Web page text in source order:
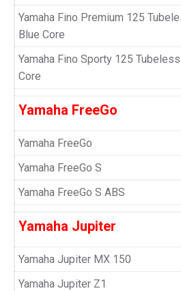
Yamaha Fino Premium 125
Blue Core
Yamaha Fino Sporty 125
Core
Yamaha FreeGo
Yamaha FreeGo
Yamaha FreeGo S
Yamaha FreeGo S ABS
Yamaha Jupiter
Yamaha Jupiter MX 150
Yamaha Jupiter Z1